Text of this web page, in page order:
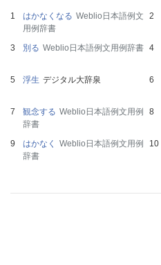
はかなくなる Weblio日本語例文
用例辞書
別る Weblio日本語例文用例辞書
浮生 デジタル大辞泉
観念する Weblio日本語例文用例
辞書
はかなく
Weblio日本語例文用例
辞書